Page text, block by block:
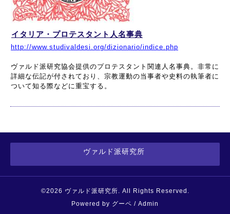
イタリア・プロテスタント人名事典
http://www.studivaldesi.org/dizionario/indice.php
ヴァルド派研究協会提供のプロテスタント関連人名事典。非常に
詳細な伝記が付されており、宗教運動の当事者や史料の執筆者に
ついて知る際などに重宝する。
ヴァルド派研究所
©2026 ヴァルド派研究所. All Rights Reserved.
Powered by グーペ / Admin